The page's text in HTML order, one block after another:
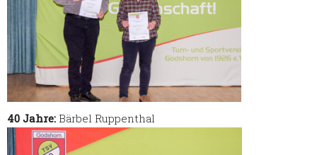
40 Jahre: Bärbel Ruppenthal